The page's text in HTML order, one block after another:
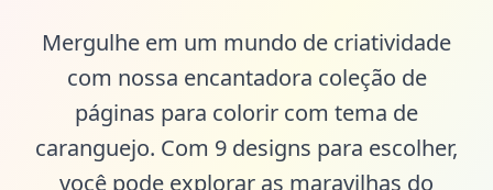
Mergulhe em um mundo de criatividade
com nossa encantadora coleção de
páginas para colorir com tema de
caranguejo. Com 9 designs para escolher,
você pode explorar as maravilhas do